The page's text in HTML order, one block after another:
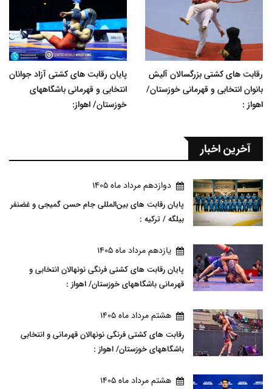
رقابت های کشتی بزرگسالان آلیش
بانوان انتخابی و قهرمانی خوزستان/
اهواز :
پایان رقابت های کشتی آزاد جوانان
انتخابی و قهرمانی باشگاههای
خوزستان/ اهواز:
آخرین اخبار
دوازدهم مرداد ماه 1405
پایان رقابت های بین‌المللی جام حسن گمیجی و غضنفر
بیلگه / ترکیه :
يازدهم مرداد ماه 1405
پایان رقابت های کشتی فرنگی نونهالان انتخابی و
قهرمانی باشگاههای خوزستان/ اهواز :
هشتم مرداد ماه 1405
رقابت های کشتی فرنگی نونهالان قهرمانی و انتخابی
باشگاههای خوزستان/ اهواز :
هشتم مرداد ماه 1405